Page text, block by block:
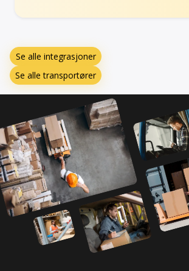
Se alle integrasjoner
Se alle transportører